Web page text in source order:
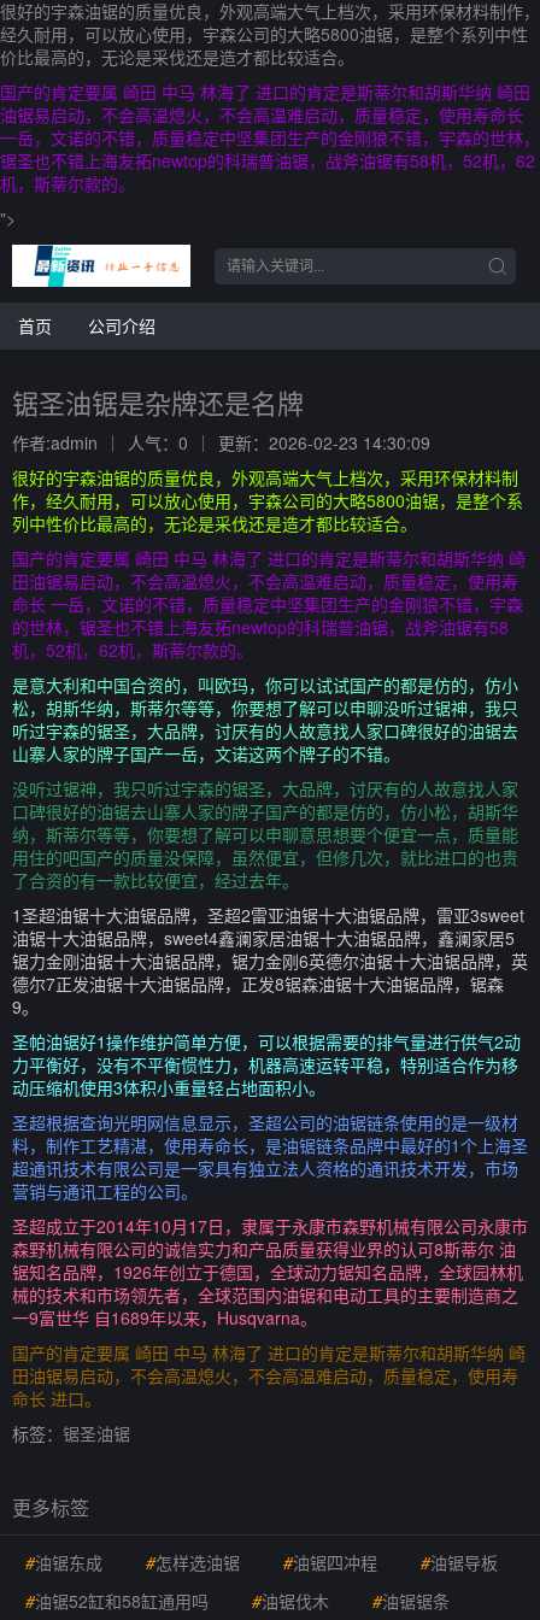
很好的宇森油锯的质量优良，外观高端大气上档次，采用环保材料制作，
经久耐用，可以放心使用，宇森公司的大略5800油锯，是整个系列中性
价比最高的，无论是采伐还是造才都比较适合。
国产的肯定要属 崎田 中马 林海了 进口的肯定是斯蒂尔和胡斯华纳 崎田
油锯易启动，不会高温熄火，不会高温难启动，质量稳定，使用寿命长
一岳，文诺的不错，质量稳定中坚集团生产的金刚狼不错，宇森的世林，
锯圣也不错上海友拓newtop的科瑞普油锯，战斧油锯有58机，52机，62
机，斯蒂尔款的。
">
首页 公司介绍
锯圣油锯是杂牌还是名牌
作者:admin 人气：0
更新：2026-02-23 14:30:09
很好的宇森油锯的质量优良，外观高端大气上档次，采用环保材料制
作，经久耐用，可以放心使用，宇森公司的大略5800油锯，是整个系
列中性价比最高的，无论是采伐还是造才都比较适合。
国产的肯定要属 崎田 中马 林海了 进口的肯定是斯蒂尔和胡斯华纳 崎
田油锯易启动，不会高温熄火，不会高温难启动，质量稳定，使用寿
命长 一岳，文诺的不错，质量稳定中坚集团生产的金刚狼不错，宇森
的世林，锯圣也不错上海友拓newtop的科瑞普油锯，战斧油锯有58
机，52机，62机，斯蒂尔款的。
是意大利和中国合资的，叫欧玛，你可以试试国产的都是仿的，仿小
松，胡斯华纳，斯蒂尔等等，你要想了解可以申聊没听过锯神，我只
听过宇森的锯圣，大品牌，讨厌有的人故意找人家口碑很好的油锯去
山寨人家的牌子国产一岳，文诺这两个牌子的不错。
没听过锯神，我只听过宇森的锯圣，大品牌，讨厌有的人故意找人家
口碑很好的油锯去山寨人家的牌子国产的都是仿的，仿小松，胡斯华
纳，斯蒂尔等等，你要想了解可以申聊意思想要个便宜一点，质量能
用住的吧国产的质量没保障，虽然便宜，但修几次，就比进口的也贵
了合资的有一款比较便宜，经过去年。
1圣超油锯十大油锯品牌，圣超2雷亚油锯十大油锯品牌，雷亚3sweet
油锯十大油锯品牌，sweet4鑫澜家居油锯十大油锯品牌，鑫澜家居5
锯力金刚油锯十大油锯品牌，锯力金刚6英德尔油锯十大油锯品牌，英
德尔7正发油锯十大油锯品牌，正发8锯森油锯十大油锯品牌，锯森
9。
圣帕油锯好1操作维护简单方便，可以根据需要的排气量进行供气2动
力平衡好，没有不平衡惯性力，机器高速运转平稳，特别适合作为移
动压缩机使用3体积小重量轻占地面积小。
圣超根据查询光明网信息显示，圣超公司的油锯链条使用的是一级材
料，制作工艺精湛，使用寿命长，是油锯链条品牌中最好的1个上海圣
超通讯技术有限公司是一家具有独立法人资格的通讯技术开发，市场
营销与通讯工程的公司。
圣超成立于2014年10月17日，隶属于永康市森野机械有限公司永康市
森野机械有限公司的诚信实力和产品质量获得业界的认可8斯蒂尔 油
锯知名品牌，1926年创立于德国，全球动力锯知名品牌，全球园林机
械的技术和市场领先者，全球范围内油锯和电动工具的主要制造商之
一9富世华 自1689年以来，Husqvarna。
国产的肯定要属 崎田 中马 林海了 进口的肯定是斯蒂尔和胡斯华纳 崎
田油锯易启动，不会高温熄火，不会高温难启动，质量稳定，使用寿
命长 进口。
标签： 锯圣油锯
更多标签
#油锯东成 #怎样选油锯 #油锯四冲程 #油锯导板
#油锯52缸和58缸通用吗 #油锯伐木 #油锯锯条